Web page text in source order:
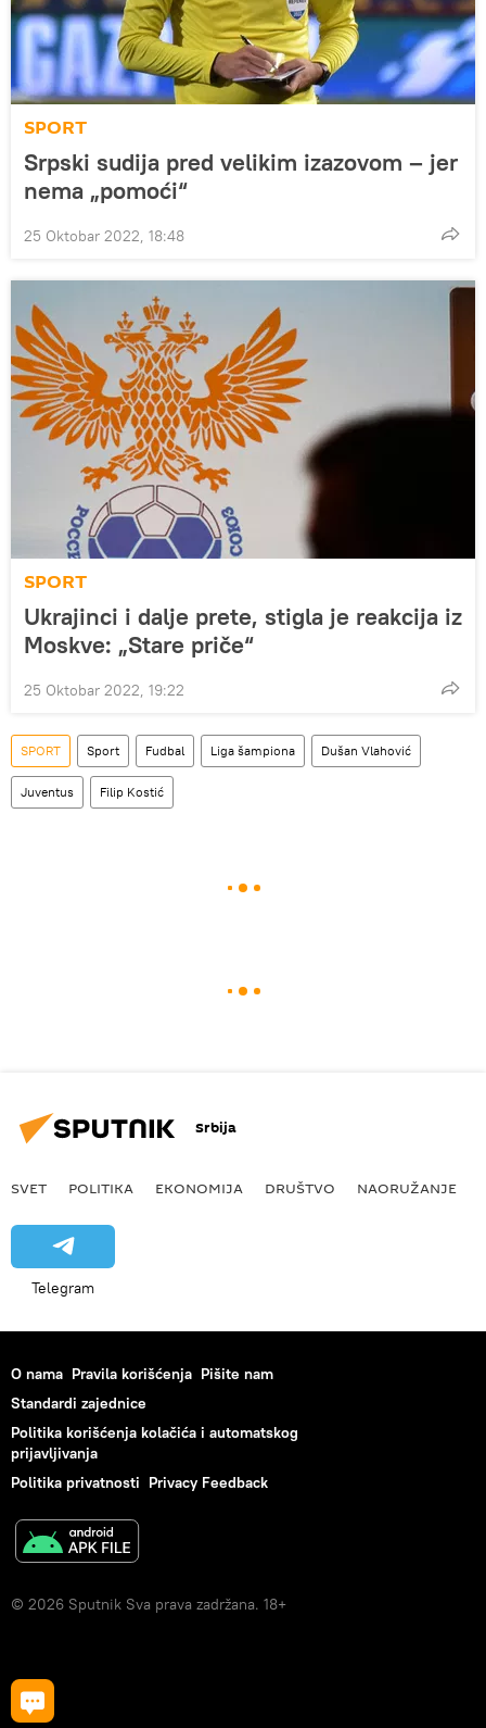
SPORT
Srpski sudija pred velikim izazovom – jer
nema „pomoći“
25 Oktobar 2022, 18:48
SPORT
Ukrajinci i dalje prete, stigla je reakcija iz
Moskve: „Stare priče“
25 Oktobar 2022, 19:22
SPORT Sport Fudbal Liga šampiona Dušan Vlahović
Juventus Filip Kostić
Srbija
SVET POLITIKA EKONOMIJA DRUŠTVO NAORUŽANJE
Telegram
O nama Pravila korišćenja Pišite nam
Standardi zajednice
Politika korišćenja kolačića i automatskog
prijavljivanja
Politika privatnosti Privacy Feedback
© 2026 Sputnik Sva prava zadržana. 18+